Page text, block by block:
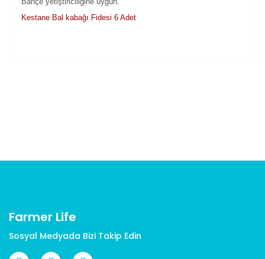
Kestane Bal kabağı Fidesi 6 Adet
Farmer Life
Sosyal Medyada Bizi Takip Edin